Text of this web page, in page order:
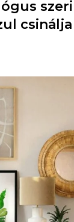
csinálja